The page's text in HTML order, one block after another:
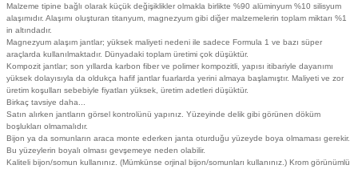
Malzeme tipine bağlı olarak küçük değişiklikler olmakla birlikte %90 alüminyum %10 silisyum
alaşımıdır. Alaşımı oluşturan titanyum, magnezyum gibi diğer malzemelerin toplam miktarı %1
in altındadır.
Magnezyum alaşım jantlar; yüksek maliyeti nedeni ile sadece Formula 1 ve bazı süper
araçlarda kullanılmaktadır. Dünyadaki toplam üretimi çok düşüktür.
Kompozit jantlar; son yıllarda karbon fiber ve polimer kompozitli, yapısı itibariyle dayanımı
yüksek dolayısıyla da oldukça hafif jantlar fuarlarda yerini almaya başlamıştır. Maliyeti ve zor
üretim koşulları sebebiyle fiyatları yüksek, üretim adetleri düşüktür.
Birkaç tavsiye daha...
Satın alırken jantların görsel kontrolünü yapınız. Yüzeyinde delik gibi görünen döküm
boşlukları olmamalıdır.
Bijon ya da somunların araca monte ederken janta oturduğu yüzeyde boya olmaması gerekir.
Bu yüzeylerin boyalı olması gevşemeye neden olabilir.
Kaliteli bijon/somun kullanınız. (Mümkünse orjinal bijon/somunları kullanınız.) Krom görünümlü